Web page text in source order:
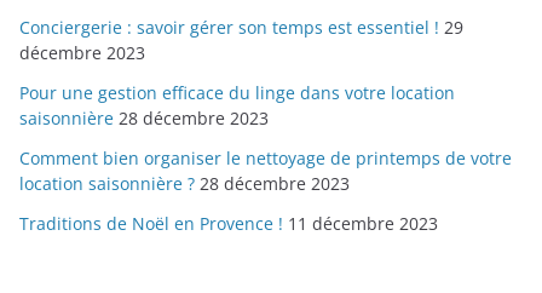
Conciergerie : savoir gérer son temps est essentiel ! 29
décembre 2023
Pour une gestion efficace du linge dans votre location
saisonnière 28 décembre 2023
Comment bien organiser le nettoyage de printemps de votre
location saisonnière ? 28 décembre 2023
Traditions de Noël en Provence ! 11 décembre 2023